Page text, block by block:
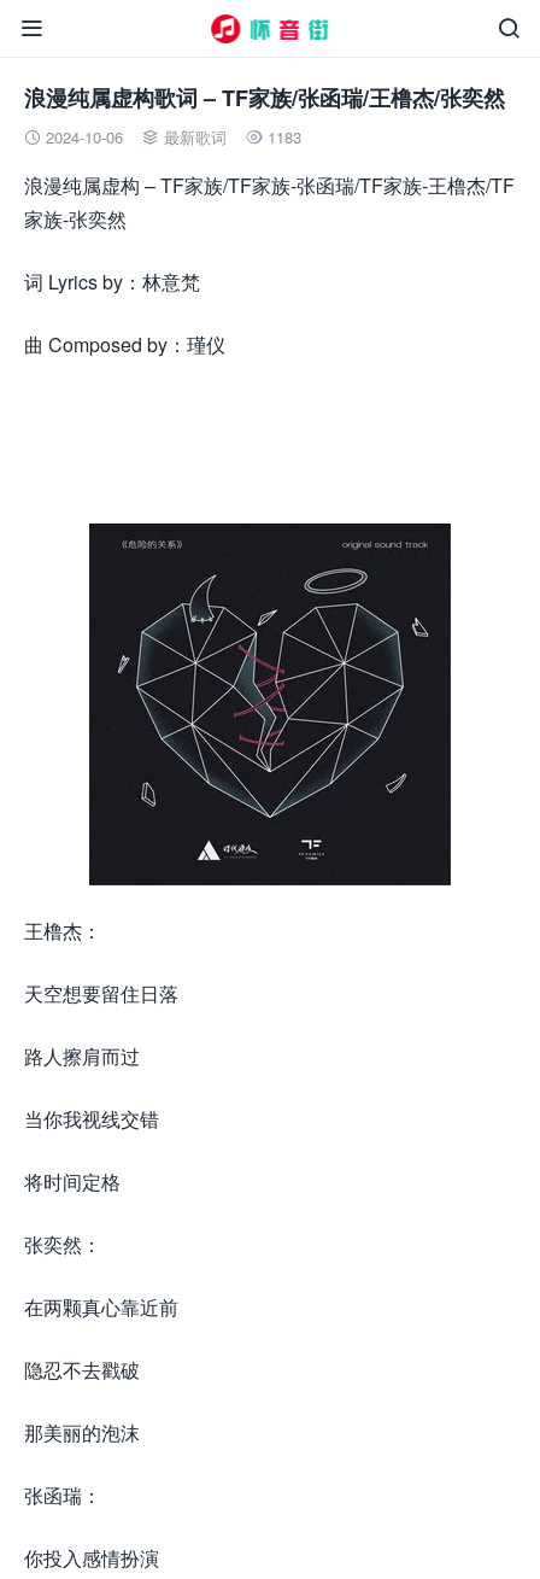


浪漫纯属虚构歌词 – TF家族/张函瑞/王橹杰/张奕然
 2024-10-06  最新歌词  1183
浪漫纯属虚构 – TF家族/TF家族-张函瑞/TF家族-王橹杰/TF
家族-张奕然
词 Lyrics by：林意梵
曲 Composed by：瑾仪
王橹杰：
天空想要留住日落
路人擦肩而过
当你我视线交错
将时间定格
张奕然：
在两颗真心靠近前
隐忍不去戳破
那美丽的泡沫
张函瑞：
你投入感情扮演